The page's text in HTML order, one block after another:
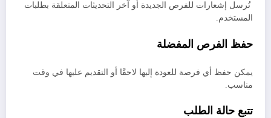
تُرسل إشعارات للفرص الجديدة أو آخر التحديثات المتعلقة بطلبات
المستخدم.
حفظ الفرص المفضلة
يمكن حفظ أي فرصة للعودة إليها لاحقًا أو التقديم عليها في وقت
مناسب.
تتبع حالة الطلب